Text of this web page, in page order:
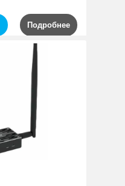
Подробнее